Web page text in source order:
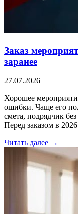
Заказ
заранее
27.07.2026
Хорошее
ошибки. Чаще его
смета, подрядчик
Перед заказом в
Читать далее →